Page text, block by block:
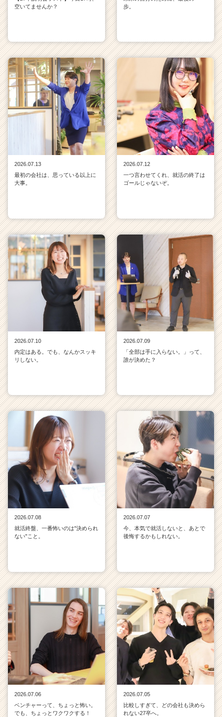
空いてませんか？
歩。
2026.07.13
最初の会社は、思っている以上に
大事。
2026.07.12
一つ言わせてくれ、就活の終了は
ゴールじゃないぞ。
2026.07.10
内定はある。でも、なんかスッキ
リしない。
2026.07.09
「全部は手に入らない。」って、
誰が決めた？
2026.07.08
就活終盤、一番怖いのは"決められ
ない"こと。
2026.07.07
今、本気で就活しないと、あとで
後悔するかもしれない。
2026.07.06
ベンチャーって、ちょっと怖い。
でも、ちょっとワクワクする！
2026.07.05
比較しすぎて、どの会社も決めら
れない27卒へ。